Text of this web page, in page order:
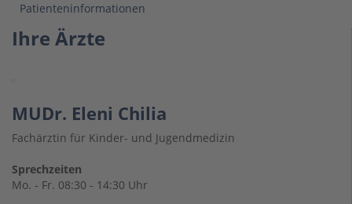
Patienteninformationen
Ihre Ärzte
MUDr. Eleni Chilia
Fachärztin für Kinder- und Jugendmedizin
Sprechzeiten
Mo. - Fr. 08:30 - 14:30 Uhr